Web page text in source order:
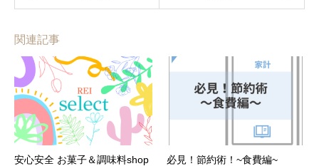
関連記事
安心安全 お菓子＆調味料shop
必見！節約術！~食費編~